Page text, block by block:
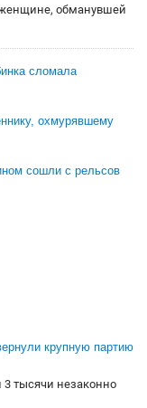
обманувшей
сломала
охмурявшему
сошли с рельсов
крупную партию
тысячи незаконно